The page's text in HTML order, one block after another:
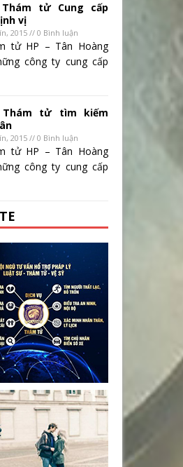
tử Cung cấp
vị
2015 // 0 Bình luận
tử HP – Tân Hoàng
công ty cung cấp
Thám tử tìm kiếm
2015 // 0 Bình luận
tử HP – Tân Hoàng
công ty cung cấp